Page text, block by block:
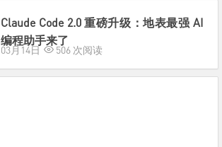
Claude Code 2.0 重磅升级：地表最强 AI
编程助手来了
03月14日 506 次阅读